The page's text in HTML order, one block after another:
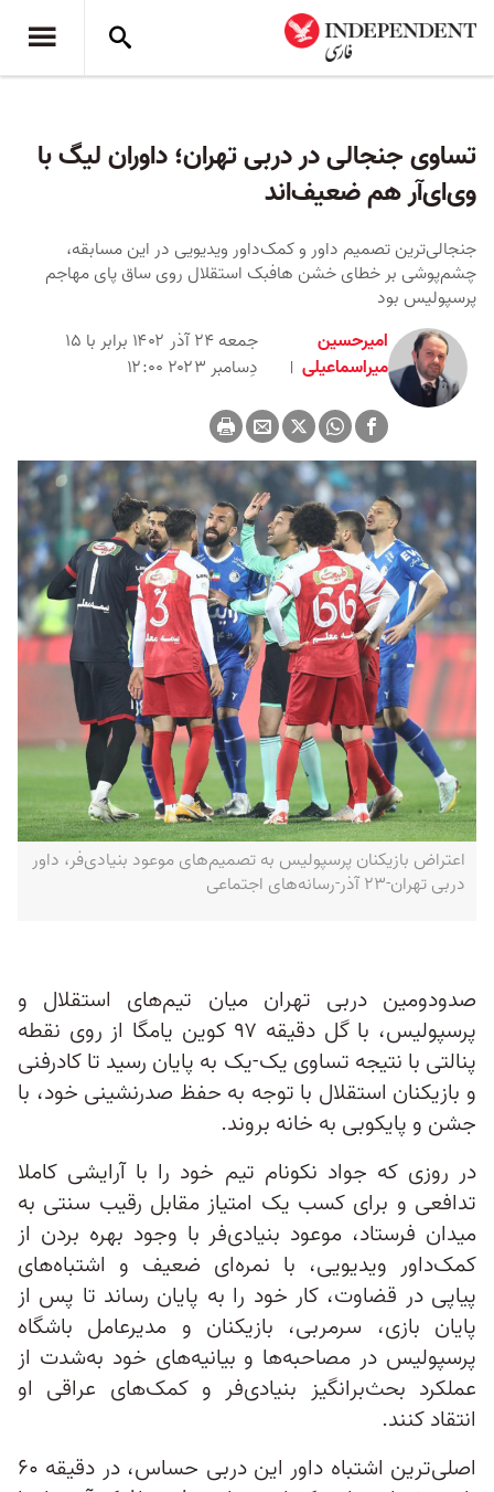
تساوی جنجالی در دربی تهران؛ داوران لیگ با
وی‌ای‌آر هم ضعیف‌اند
جنجالی‌ترین تصمیم داور و کمک‌داور ویدیویی در این مسابقه،
چشم‌پوشی بر خطای خشن هافبک استقلال روی ساق پای مهاجم
پرسپولیس بود
امیرحسین
میراسماعیلی
جمعه ۲۴ آذر ۱۴۰۲ برابر با ۱۵
دِسامبر ۲۰۲۳ ۱۲:۰۰
اعتراض بازیکنان پرسپولیس به تصمیم‌های موعود بنیادی‌فر، داور
دربی تهران-۲۳ آذر-رسانه‌های اجتماعی
صدودومین دربی تهران میان تیم‌های استقلال و
پرسپولیس، با گل دقیقه ۹۷ کوین یامگا از روی نقطه
پنالتی با نتیجه تساوی یک-یک به پایان رسید تا کادرفنی
و بازیکنان استقلال با توجه به حفظ صدرنشینی خود، با
جشن و پایکوبی به خانه بروند.
در روزی که جواد نکونام تیم خود را با آرایشی کاملا
تدافعی و برای کسب یک امتیاز مقابل رقیب سنتی به
میدان فرستاد، موعود بنیادی‌فر با وجود بهره بردن از
کمک‌داور ویدیویی، با نمره‌ای ضعیف و اشتباه‌های
پیاپی در قضاوت، کار خود را به پایان رساند تا پس از
پایان بازی، سرمربی، بازیکنان و مدیرعامل باشگاه
پرسپولیس در مصاحبه‌ها و بیانیه‌های خود به‌شدت از
عملکرد بحث‌برانگیز بنیادی‌فر و کمک‌های عراقی او
انتقاد کنند.
اصلی‌ترین اشتباه داور این دربی حساس، در دقیقه ۶۰